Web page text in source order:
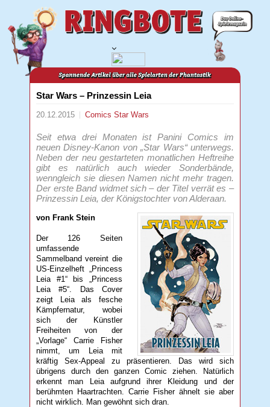
Star Wars – Prinzessin Leia
20.12.2015 ComicsStar Wars
Seit etwa drei Monaten ist Panini Comics im
neuen Disney-Kanon von „Star Wars“ unterwegs.
Neben der neu gestarteten monatlichen Heftreihe
gibt es natürlich auch wieder Sonderbände,
wenngleich sie diesen Namen nicht mehr tragen.
Der erste Band widmet sich – der Titel verrät es –
Prinzessin Leia, der Königstochter von Alderaan.
von Frank Stein
Der 126 Seiten
umfassende
Sammelband vereint die
US-Einzelheft „Princess
Leia #1“ bis „Princess
Leia #5“. Das Cover
zeigt Leia als fesche
Kämpfernatur, wobei
sich der Künstler
Freiheiten von der
„Vorlage“ Carrie Fisher
nimmt, um Leia mit
kräftig Sex-Appeal zu präsentieren. Das wird sich
übrigens durch den ganzen Comic ziehen. Natürlich
erkennt man Leia aufgrund ihrer Kleidung und der
berühmten Haartrachten. Carrie Fisher ähnelt sie aber
nicht wirklich. Man gewöhnt sich dran.